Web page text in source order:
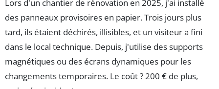
Lors d'un chantier de rénovation en 2025, j'ai installé
des panneaux provisoires en papier. Trois jours plus
tard, ils étaient déchirés, illisibles, et un visiteur a fini
dans le local technique. Depuis, j'utilise des supports
magnétiques ou des écrans dynamiques pour les
changements temporaires. Le coût ? 200 € de plus,